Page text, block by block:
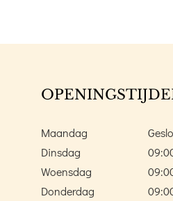
Maandag
Dinsdag
Woensdag
Donderdag